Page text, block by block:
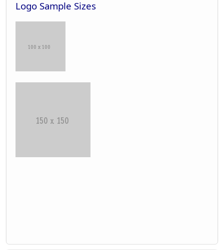
Logo Sample Sizes